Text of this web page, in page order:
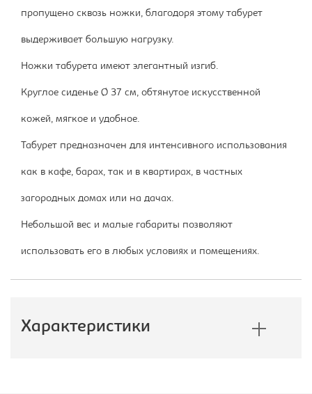
пропущено сквозь ножки, благодоря этому табурет
выдерживает большую нагрузку.
Ножки табурета имеют элегантный изгиб.
Круглое сиденье Ø 37 см, обтянутое искусственной
кожей, мягкое и удобное.
Табурет предназначен для интенсивного использования
как в кафе, барах, так и в квартирах, в частных
загородных домах или на дачах.
Небольшой вес и малые габариты позволяют
использовать его в любых условиях и помещениях.
Характеристики